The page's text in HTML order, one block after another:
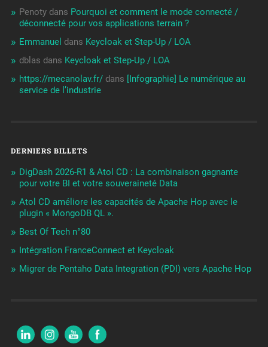
Penotydans Pourquoi et comment le mode connecté /
déconnecté pour vos applications terrain ?
Emmanuel dans Keycloak et Step-Up / LOA
dblas dans Keycloak et Step-Up / LOA
https://mecanolav.fr/dans [Infographie] Le numérique au
service de l’industrie
DERNIERS BILLETS
DigDash 2026-R1 & Atol CD : La combinaison gagnante
pour votre BI et votre souveraineté Data
Atol CD améliore les capacités de Apache Hop avec le
plugin « MongoDB QL ».
Best Of Tech n°80
Intégration FranceConnect et Keycloak
Migrer de Pentaho Data Integration (PDI) vers Apache Hop